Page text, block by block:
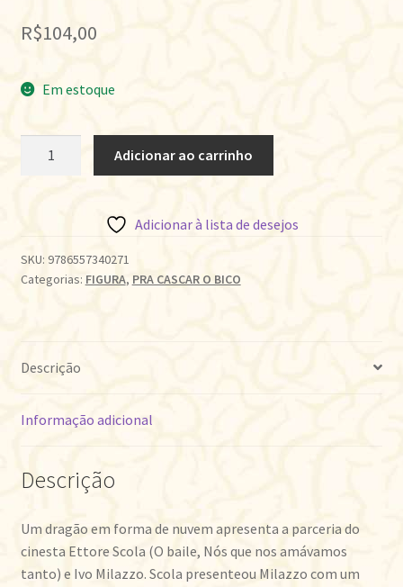
R$104,00
Em estoque
NUVEM
quantidade
Adicionar ao carrinho
Adicionar à lista de desejos
SKU: 9786557340271
Categorias: FIGURA, PRA CASCAR O BICO
Descrição
Informação adicional
Descrição
Um dragão em forma de nuvem apresenta a parceria do
cinesta Ettore Scola (O baile, Nós que nos amávamos
tanto) e Ivo Milazzo. Scola presenteou Milazzo com um